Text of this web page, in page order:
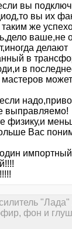
вы
вы их
же
ваше,не
делают
в
в
выправляемо!
физику,и
Вас
импортный
"Лада"
фон и